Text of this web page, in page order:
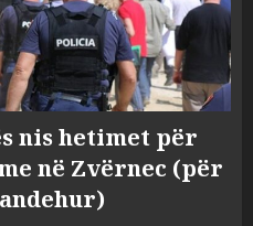
nis hetimet për
në Zvërnec (për